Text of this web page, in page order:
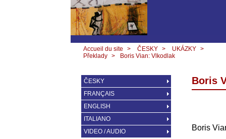
Accueil du site > ČESKY > UKÁZKY >
Překlady > Boris Vian: Vlkodlak
Boris
Boris
ČESKY
FRANÇAIS
ENGLISH
ITALIANO
VIDEO / AUDIO